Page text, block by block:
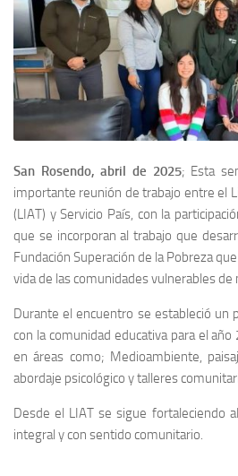
San Rosendo, abril de 2025; Esta
importante reunión de trabajo entre el
(LIAT) y Servicio País, con la
que se incorporan al trabajo que
Fundación Superación de la Pobreza
vida de las comunidades vulnerables de
Durante el encuentro se estableció un
con la comunidad educativa para el
en áreas como; Medioambiente,
abordaje psicológico y talleres
Desde el LIAT se sigue fortaleciendo
integral y con sentido comunitario.